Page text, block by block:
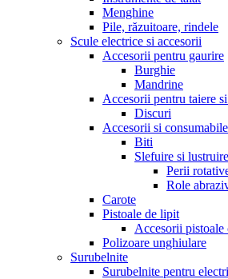
Menghine
Pile, răzuitoare, rindele
Scule electrice si accesorii
Accesorii pentru gaurire
Burghie
Mandrine
Accesorii pentru taiere
Discuri
Accesorii si
Biti
Slefuire si lustruire
Perii
Role
Carote
Pistoale de lipit
Accesorii pistoale
Polizoare unghiulare
Surubelnite
Surubelnite pentru